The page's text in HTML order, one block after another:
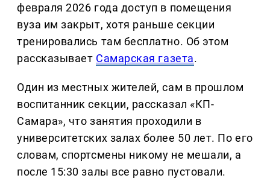
февраля 2026 года доступ в помещения
вуза им закрыт, хотя раньше секции
тренировались там бесплатно. Об этом
рассказывает Самарская газета.
Один из местных жителей, сам в прошлом
воспитанник секции, рассказал «КП-
Самара», что занятия проходили в
университетских залах более 50 лет. По его
словам, спортсмены никому не мешали, а
после 15:30 залы все равно пустовали.